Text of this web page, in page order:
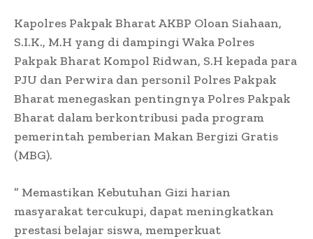
Kapolres Pakpak Bharat AKBP Oloan Siahaan,
S.I.K., M.H yang di dampingi Waka Polres
Pakpak Bharat Kompol Ridwan, S.H kepada para
PJU dan Perwira dan personil Polres Pakpak
Bharat menegaskan pentingnya Polres Pakpak
Bharat dalam berkontribusi pada program
pemerintah pemberian Makan Bergizi Gratis
(MBG).
” Memastikan Kebutuhan Gizi harian
masyarakat tercukupi, dapat meningkatkan
prestasi belajar siswa, memperkuat